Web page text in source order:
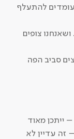
להתעלף
צופים
סביב הפה
ייתכן מאוד
עדיין לא